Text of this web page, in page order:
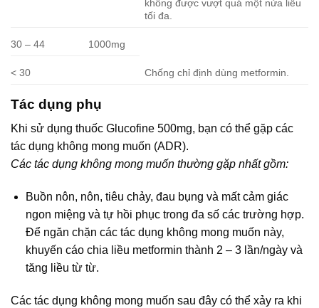
không được vượt quá một nửa liều
tối đa.
30 – 44 1000mg
< 30 Chống chỉ định dùng metformin.
Tác dụng phụ
Khi sử dụng thuốc Glucofine 500mg, bạn có thể gặp các
tác dụng không mong muốn (ADR).
Các tác dụng không mong muốn thường gặp nhất gồm:
Buồn nôn, nôn, tiêu chảy, đau bụng và mất cảm giác
ngon miệng và tự hồi phục trong đa số các trường hợp.
Để ngăn chặn các tác dụng không mong muốn này,
khuyến cáo chia liều metformin thành 2 – 3 lần/ngày và
tăng liều từ từ.
Các tác dụng không mong muốn sau đây có thể xảy ra khi